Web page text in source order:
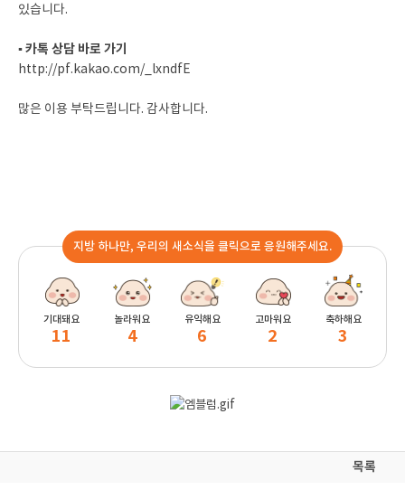
있습니다.
▪ 카톡 상담 바로 가기
http://pf.kakao.com/_lxndfE
많은 이용 부탁드립니다. 감사합니다.
지방 하나만, 우리의 새소식을 클릭으로 응원해주세요.
기대돼요
11
놀라워요
4
유익해요
6
고마워요
2
축하해요
3
목록